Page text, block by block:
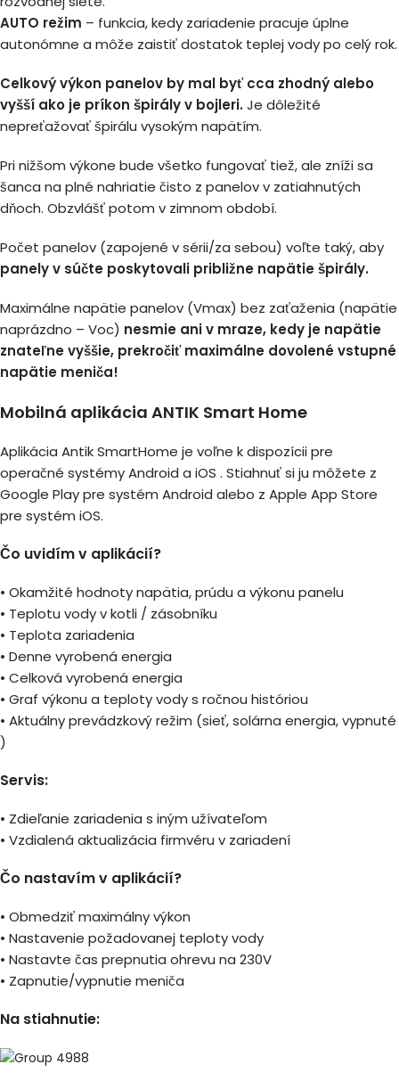
AUTO režim – funkcia, kedy zariadenie pracuje úplne
autonómne a môže zaistiť dostatok teplej vody po celý rok.
Celkový výkon panelov by mal byť cca zhodný alebo
vyšší ako je príkon špirály v bojleri. Je dôležité
nepreťažovať špirálu vysokým napätím.
Pri nižšom výkone bude všetko fungovať tiež, ale zníži sa
šanca na plné nahriatie čisto z panelov v zatiahnutých
dňoch. Obzvlášť potom v zimnom období.
Počet panelov (zapojené v sérii/za sebou) voľte taký, aby
panely v súčte poskytovali približne napätie špirály.
Maximálne napätie panelov (Vmax) bez zaťaženia (napätie
naprázdno – Voc) nesmie ani v mraze, kedy je napätie
znateľne vyššie, prekročiť maximálne dovolené vstupné
napätie meniča!
Mobilná aplikácia ANTIK Smart Home
Aplikácia Antik SmartHome je voľne k dispozícii pre
operačné systémy Android a iOS . Stiahnuť si ju môžete z
Google Play pre systém Android alebo z Apple App Store
pre systém iOS.
Čo uvidím v aplikácií?
• Okamžité hodnoty napätia, prúdu a výkonu panelu
• Teplotu vody v kotli / zásobníku
• Teplota zariadenia
• Denne vyrobená energia
• Celková vyrobená energia
• Graf výkonu a teploty vody s ročnou históriou
• Aktuálny prevádzkový režim (sieť, solárna energia, vypnuté
)
Servis:
• Zdieľanie zariadenia s iným užívateľom
• Vzdialená aktualizácia firmvéru v zariadení
Čo nastavím v aplikácií?
• Obmedziť maximálny výkon
• Nastavenie požadovanej teploty vody
• Nastavte čas prepnutia ohrevu na 230V
• Zapnutie/vypnutie meniča
Na stiahnutie: